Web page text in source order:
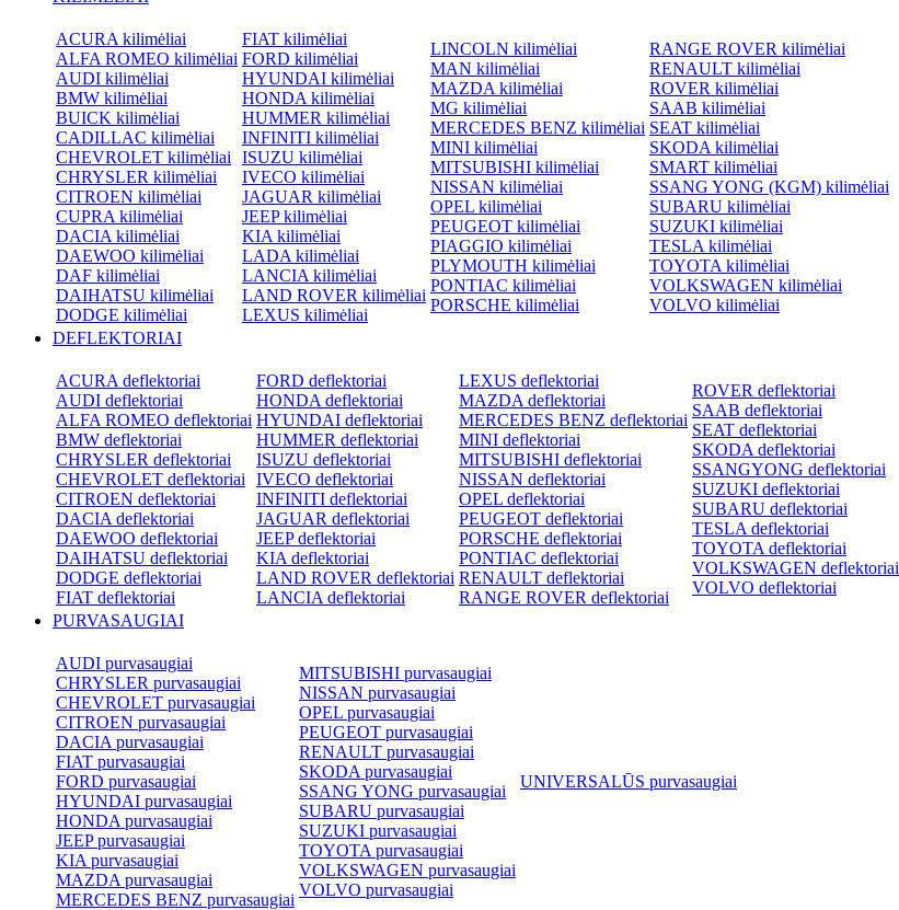
ACURA kilimėliai
ALFA ROMEO kilimėliai
AUDI kilimėliai
BMW kilimėliai
BUICK kilimėliai
CADILLAC kilimėliai
CHEVROLET kilimėliai
CHRYSLER kilimėliai
CITROEN kilimėliai
CUPRA kilimėliai
DACIA kilimėliai
DAEWOO kilimėliai
DAF kilimėliai
DAIHATSU kilimėliai
DODGE kilimėliai
FIAT kilimėliai
FORD kilimėliai
HYUNDAI kilimėliai
HONDA kilimėliai
HUMMER kilimėliai
INFINITI kilimėliai
ISUZU kilimėliai
IVECO kilimėliai
JAGUAR kilimėliai
JEEP kilimėliai
KIA kilimėliai
LADA kilimėliai
LANCIA kilimėliai
LAND ROVER kilimėliai
LEXUS kilimėliai
LINCOLN kilimėliai
MAN kilimėliai
MAZDA kilimėliai
MG kilimėliai
MERCEDES BENZ kilimėliai
MINI kilimėliai
MITSUBISHI kilimėliai
NISSAN kilimėliai
OPEL kilimėliai
PEUGEOT kilimėliai
PIAGGIO kilimėliai
PLYMOUTH kilimėliai
PONTIAC kilimėliai
PORSCHE kilimėliai
RANGE ROVER kilimėliai
RENAULT kilimėliai
ROVER kilimėliai
SAAB kilimėliai
SEAT kilimėliai
SKODA kilimėliai
SMART kilimėliai
SSANG YONG (KGM) kilimėliai
SUBARU kilimėliai
SUZUKI kilimėliai
TESLA kilimėliai
TOYOTA kilimėliai
VOLKSWAGEN kilimėliai
VOLVO kilimėliai
DEFLEKTORIAI
ACURA deflektoriai
AUDI deflektoriai
ALFA ROMEO deflektoriai
BMW deflektoriai
CHRYSLER deflektoriai
CHEVROLET deflektoriai
CITROEN deflektoriai
DACIA deflektoriai
DAEWOO deflektoriai
DAIHATSU deflektoriai
DODGE deflektoriai
FIAT deflektoriai
FORD deflektoriai
HONDA deflektoriai
HYUNDAI deflektoriai
HUMMER deflektoriai
ISUZU deflektoriai
IVECO deflektoriai
INFINITI deflektoriai
JAGUAR deflektoriai
JEEP deflektoriai
KIA deflektoriai
LAND ROVER deflektoriai
LANCIA deflektoriai
LEXUS deflektoriai
MAZDA deflektoriai
MERCEDES BENZ deflektoriai
MINI deflektoriai
MITSUBISHI deflektoriai
NISSAN deflektoriai
OPEL deflektoriai
PEUGEOT deflektoriai
PORSCHE deflektoriai
PONTIAC deflektoriai
RENAULT deflektoriai
RANGE ROVER deflektoriai
ROVER deflektoriai
SAAB deflektoriai
SEAT deflektoriai
SKODA deflektoriai
SSANGYONG deflektoriai
SUZUKI deflektoriai
SUBARU deflektoriai
TESLA deflektoriai
TOYOTA deflektoriai
VOLKSWAGEN deflektoriai
VOLVO deflektoriai
PURVASAUGIAI
AUDI purvasaugiai
CHRYSLER purvasaugiai
CHEVROLET purvasaugiai
CITROEN purvasaugiai
DACIA purvasaugiai
FIAT purvasaugiai
FORD purvasaugiai
HYUNDAI purvasaugiai
HONDA purvasaugiai
JEEP purvasaugiai
KIA purvasaugiai
MAZDA purvasaugiai
MERCEDES BENZ purvasaugiai
MITSUBISHI purvasaugiai
NISSAN purvasaugiai
OPEL purvasaugiai
PEUGEOT purvasaugiai
RENAULT purvasaugiai
SKODA purvasaugiai
SSANG YONG purvasaugiai
SUBARU purvasaugiai
SUZUKI purvasaugiai
TOYOTA purvasaugiai
VOLKSWAGEN purvasaugiai
VOLVO purvasaugiai
UNIVERSALŪS purvasaugiai